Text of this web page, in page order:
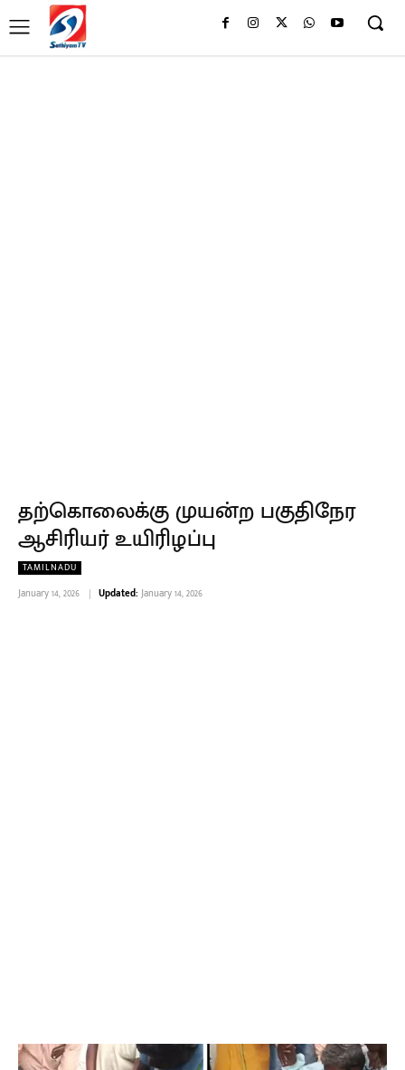
தற்கொலைக்கு முயன்ற பகுதிநேர
ஆசிரியர் உயிரிழப்பு
TAMILNADU
January 14, 2026 Updated: January 14, 2026